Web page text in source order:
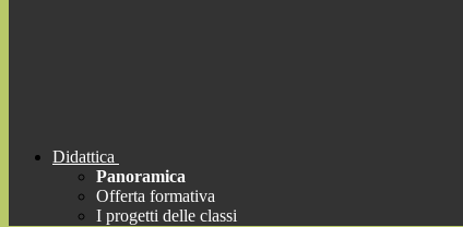
Didattica
Panoramica
Offerta formativa
I progetti delle classi